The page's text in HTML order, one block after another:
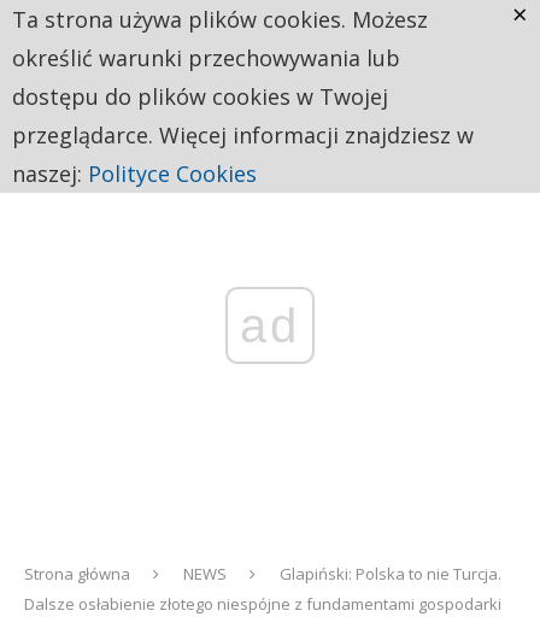
ad
Strona główna NEWS
Glapiński: Polska to nie Turcja.
Dalsze osłabienie złotego niespójne z fundamentami gospodarki
Ta strona używa plików cookies. Możesz
określić warunki przechowywania lub
dostępu do plików cookies w Twojej
przeglądarce. Więcej informacji znajdziesz w
naszej: Polityce Cookies
×